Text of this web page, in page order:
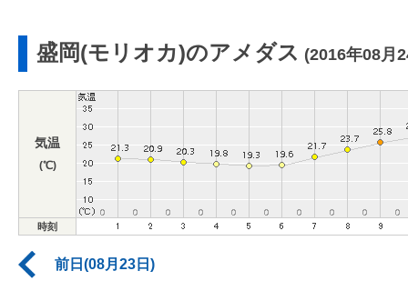
盛岡(モリオカ)のアメダス (2016年08月
気温
(℃)
時刻
前日(08月23日)